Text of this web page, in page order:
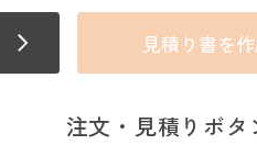
見積り書を
注文・見積りボ